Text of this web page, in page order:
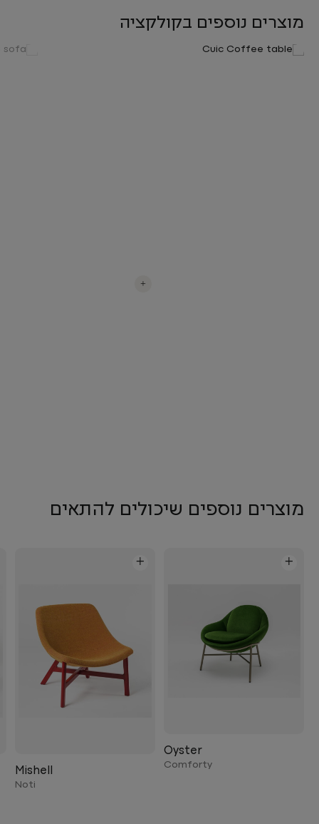
מוצרים נוספים בקולקציה
+
מוצרים נוספים שיכולים להתאים
+
Oyster
Comforty
+
Mishell
Noti